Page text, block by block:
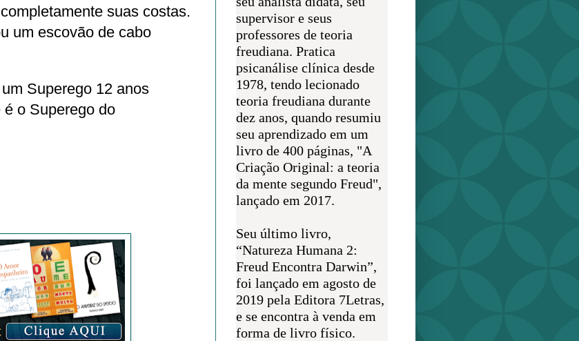
suas costas.
um escovão de cabo
Superego 12 anos
o Superego do
supervisor e seus
professores de teoria
freudiana. Pratica
psicanálise clínica desde
1978, tendo lecionado
teoria freudiana durante
dez anos, quando resumiu
seu aprendizado em um
livro de 400 páginas, "A
Criação Original: a teoria
da mente segundo Freud",
lançado em 2017.
Seu último livro,
“Natureza Humana 2:
Freud Encontra Darwin”,
foi lançado em agosto de
2019 pela Editora 7Letras,
e se encontra à venda em
forma de livro físico.